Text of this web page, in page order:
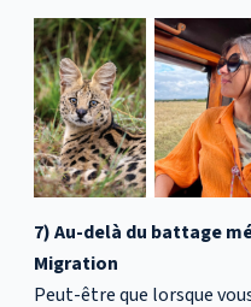
7) Au-delà du battage
Migration
Peut-être que lorsque